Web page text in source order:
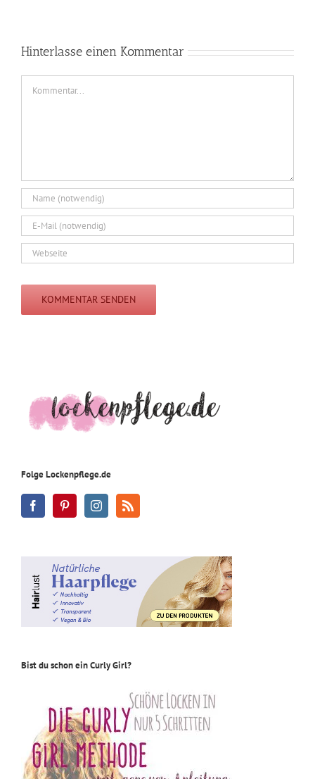
Hinterlasse einen Kommentar
Folge Lockenpflege.de
Bist du schon ein Curly Girl?